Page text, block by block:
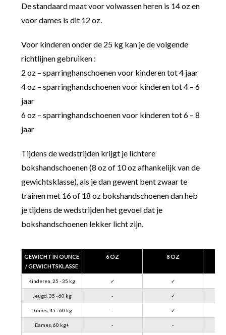
De standaard maat voor volwassen heren is 14 oz en
voor dames is dit 12 oz.
Voor kinderen onder de 25 kg kan je de volgende
richtlijnen gebruiken :
2 oz – sparringhanschoenen voor kinderen tot 4 jaar
4 oz – sparringhandschoenen voor kinderen tot 4 – 6
jaar
6 oz – sparringhandschoenen voor kinderen tot 6 – 8
jaar
Tijdens de wedstrijden krijgt je lichtere
bokshandschoenen (8 oz of 10 oz afhankelijk van de
gewichtsklasse), als je dan gewent bent zwaar te
trainen met 16 of 18 oz bokshandschoenen dan heb
je tijdens de wedstrijden het gevoel dat je
bokshandschoenen lekker licht zijn.
GEWICHT IN OUNCE
/ GEWICHTSKLASSE
6 OZ 8 OZ
Kinderen, 25 - 35 kg ✓ ✓
Jeugd, 35 - 60 kg - ✓
Dames, 45 - 60 kg - ✓
Dames, 60 kg+ - -